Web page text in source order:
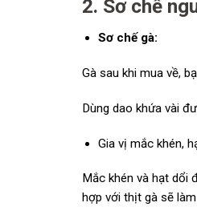
2. Sơ chế
Sơ chế gà:
Gà sau khi mua về,
Dùng dao khứa vài
Gia vị mắc khén,
Mắc khén và hạt dổi
hợp với thịt gà sẽ